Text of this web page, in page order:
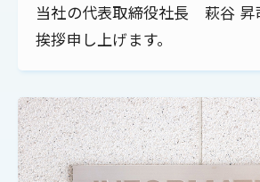
当社の代表取締役社長 萩谷 昇
挨拶申し上げます。